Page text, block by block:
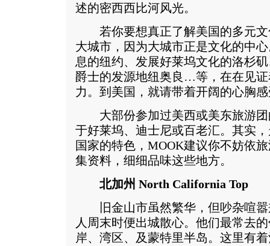
述的密西西比河风光。
若你要想真正了解美国的多元文
大城市，因为大城市正是文化的中
息的纽约、发展好莱坞文化的洛杉
爵士的发源地纽奥良…等，在在见
力。到美国，就请带着开阔的心胸
大部份参加过美西或美东旅游团
于好莱坞、迪士尼或百老汇。其实
国家的特色，MOOK建议你不妨依
集资料，细细品味这些地方。
北加州 North California Top
旧金山市虽然繁华，但吵杂喧嚣
人周末时便出城散心。他们最常去
岸、湾区、及蒙特里半岛。这里有